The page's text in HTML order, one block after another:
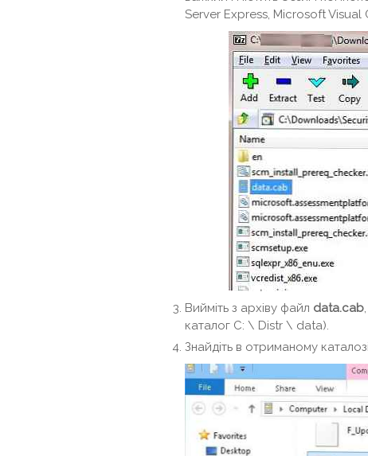
Server Express, Microsoft Visual
Вийміть з архіву файл data.cab
каталог C: \ Distr \ data).
Знайдіть в отриманому